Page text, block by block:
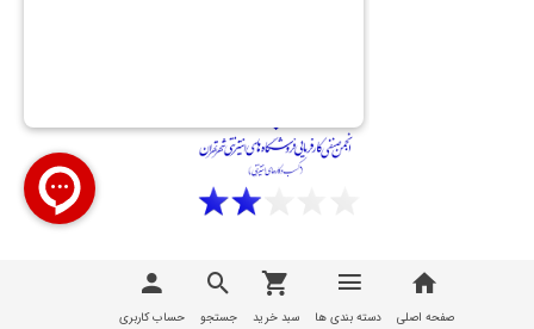
صفحه اصلی دسته بندی ها سبد خرید جستجو حساب کاربری
تمامی مطالب، عکس ها و... متعلق به سایت
تیوان صنعت |
T1Sanat